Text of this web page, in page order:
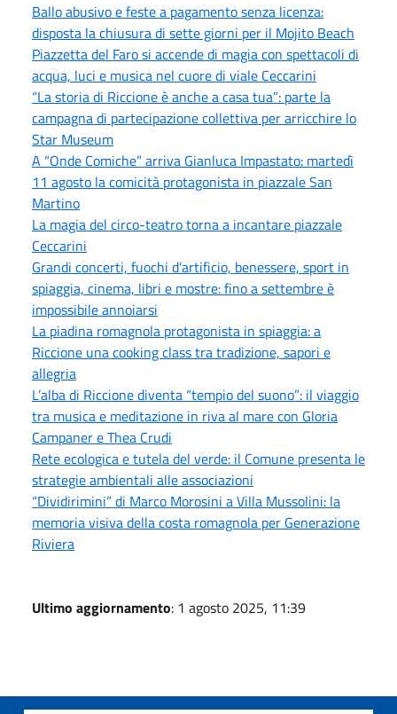
Ballo abusivo e feste a pagamento senza licenza:
disposta la chiusura di sette giorni per il Mojito Beach
Piazzetta del Faro si accende di magia con spettacoli di
acqua, luci e musica nel cuore di viale Ceccarini
“La storia di Riccione è anche a casa tua”: parte la
campagna di partecipazione collettiva per arricchire lo
Star Museum
A “Onde Comiche” arriva Gianluca Impastato: martedì
11 agosto la comicità protagonista in piazzale San
Martino
La magia del circo-teatro torna a incantare piazzale
Ceccarini
Grandi concerti, fuochi d’artificio, benessere, sport in
spiaggia, cinema, libri e mostre: fino a settembre è
impossibile annoiarsi
La piadina romagnola protagonista in spiaggia: a
Riccione una cooking class tra tradizione, sapori e
allegria
L’alba di Riccione diventa “tempio del suono”: il viaggio
tra musica e meditazione in riva al mare con Gloria
Campaner e Thea Crudi
Rete ecologica e tutela del verde: il Comune presenta le
strategie ambientali alle associazioni
“Dividirimini” di Marco Morosini a Villa Mussolini: la
memoria visiva della costa romagnola per Generazione
Riviera
Ultimo aggiornamento: 1 agosto 2025, 11:39